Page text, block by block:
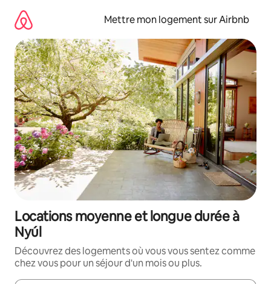
directement
contenu
Mettre mon logement sur Airbnb
Locations moyenne et longue durée à
Nyúl
Découvrez des logements où vous vous sentez comme
chez vous pour un séjour d'un mois ou plus.